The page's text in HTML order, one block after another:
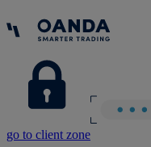
go to client zone